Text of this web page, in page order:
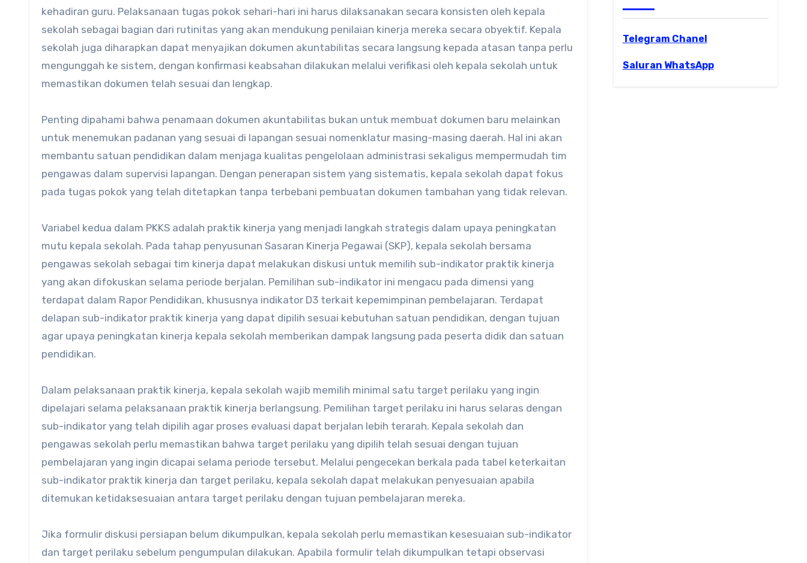
kehadiran guru. Pelaksanaan tugas pokok sehari-hari ini harus dilaksanakan secara konsisten oleh kepala
sekolah sebagai bagian dari rutinitas yang akan mendukung penilaian kinerja mereka secara obyektif. Kepala
sekolah juga diharapkan dapat menyajikan dokumen akuntabilitas secara langsung kepada atasan tanpa perlu
mengunggah ke sistem, dengan konfirmasi keabsahan dilakukan melalui verifikasi oleh kepala sekolah untuk
memastikan dokumen telah sesuai dan lengkap.
Penting dipahami bahwa penamaan dokumen akuntabilitas bukan untuk membuat dokumen baru melainkan
untuk menemukan padanan yang sesuai di lapangan sesuai nomenklatur masing-masing daerah. Hal ini akan
membantu satuan pendidikan dalam menjaga kualitas pengelolaan administrasi sekaligus mempermudah tim
pengawas dalam supervisi lapangan. Dengan penerapan sistem yang sistematis, kepala sekolah dapat fokus
pada tugas pokok yang telah ditetapkan tanpa terbebani pembuatan dokumen tambahan yang tidak relevan.
Variabel kedua dalam PKKS adalah praktik kinerja yang menjadi langkah strategis dalam upaya peningkatan
mutu kepala sekolah. Pada tahap penyusunan Sasaran Kinerja Pegawai (SKP), kepala sekolah bersama
pengawas sekolah sebagai tim kinerja dapat melakukan diskusi untuk memilih sub-indikator praktik kinerja
yang akan difokuskan selama periode berjalan. Pemilihan sub-indikator ini mengacu pada dimensi yang
terdapat dalam Rapor Pendidikan, khususnya indikator D3 terkait kepemimpinan pembelajaran. Terdapat
delapan sub-indikator praktik kinerja yang dapat dipilih sesuai kebutuhan satuan pendidikan, dengan tujuan
agar upaya peningkatan kinerja kepala sekolah memberikan dampak langsung pada peserta didik dan satuan
pendidikan.
Dalam pelaksanaan praktik kinerja, kepala sekolah wajib memilih minimal satu target perilaku yang ingin
dipelajari selama pelaksanaan praktik kinerja berlangsung. Pemilihan target perilaku ini harus selaras dengan
sub-indikator yang telah dipilih agar proses evaluasi dapat berjalan lebih terarah. Kepala sekolah dan
pengawas sekolah perlu memastikan bahwa target perilaku yang dipilih telah sesuai dengan tujuan
pembelajaran yang ingin dicapai selama periode tersebut. Melalui pengecekan berkala pada tabel keterkaitan
sub-indikator praktik kinerja dan target perilaku, kepala sekolah dapat melakukan penyesuaian apabila
ditemukan ketidaksesuaian antara target perilaku dengan tujuan pembelajaran mereka.
Jika formulir diskusi persiapan belum dikumpulkan, kepala sekolah perlu memastikan kesesuaian sub-indikator
dan target perilaku sebelum pengumpulan dilakukan. Apabila formulir telah dikumpulkan tetapi observasi
Telegram Chanel
Saluran WhatsApp